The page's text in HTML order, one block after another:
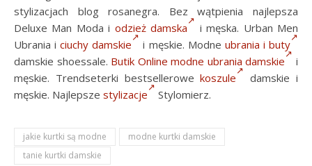
stylizacjach blog rosanegra. Bez wątpienia najlepsza
Deluxe Man Moda i odzież damska
i męska. Urban Men
Ubrania iciuchy damskie i męskie. Modne ubrania i buty
damskie shoessale. Butik Online modne ubrania damskie
i
męskie. Trendseterki bestsellerowekoszule
damskie i
męskie. Najlepsze stylizacje Stylomierz.
jakie kurtki są modne
modne kurtki damskie
tanie kurtki damskie